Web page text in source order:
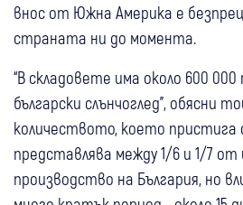
внос от Южна Америка е
страната ни до момента.
“В складовете има около 600
български слънчоглед”, обясни
количеството, което
представлява между 1/6 и 1/7
производство на България, но